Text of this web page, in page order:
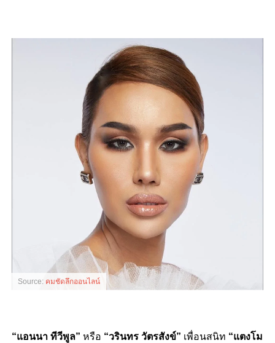
Source: คมชัดลึกออนไลน์
“แอนนา ทีวีพูล” หรือ “วรินทร วัตรสังข์” เพื่อนสนิท “แตงโม